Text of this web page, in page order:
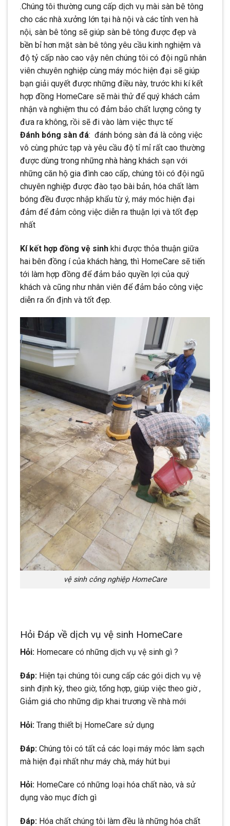
.Chúng tôi thường cung cấp dịch vụ mài sàn bê tông
cho các nhà xưởng lớn tại hà nội và các tỉnh ven hà
nội, sàn bê tông sẽ giúp sàn bê tông được đẹp và
bền bỉ hơn mặt sàn bê tông yêu cầu kinh nghiệm và
độ tỷ cấp nào cao vậy nên chúng tôi có đội ngũ nhân
viên chuyên nghiệp cùng máy móc hiện đại sẽ giúp
bạn giải quyết được những điều này, trước khi kí kết
hợp đồng HomeCare sẽ mài thử để quý khách cảm
nhận và nghiệm thu có đảm bảo chất lượng công ty
đưa ra không, rồi sẽ đi vào làm việc thực tế
Đánh bóng sàn đá: đánh bóng sàn đá là công việc
vô cùng phức tạp và yêu cầu độ tỉ mỉ rất cao thường
được dùng trong những nhà hàng khách sạn với
những căn hộ gia đình cao cấp, chúng tôi có đội ngũ
chuyên nghiệp được đào tạo bài bản, hóa chất làm
bóng đều được nhập khẩu từ ý, máy móc hiện đại
đảm để đảm công việc diễn ra thuận lợi và tốt đẹp
nhất
Kí kết hợp đồng vệ sinh khi được thỏa thuận giữa
hai bên đồng í của khách hàng, thì HomeCare sẽ tiến
tới làm hợp đồng để đảm bảo quyền lợi của quý
khách và cũng như nhân viên để đảm bảo công việc
diễn ra ổn định và tốt đẹp.
vệ sinh công nghiệp HomeCare
Hỏi Đáp về dịch vụ vệ sinh HomeCare
Hỏi: Homecare có những dịch vụ vệ sinh gì ?
Đáp: Hiện tại chúng tôi cung cấp các gói dịch vụ vệ
sinh định kỳ, theo giờ, tổng hợp, giúp việc theo giờ ,
Giảm giá cho những dịp khai trương về nhà mới
Hỏi: Trang thiết bị HomeCare sử dụng
Đáp: Chúng tôi có tất cả các loại máy móc làm sạch
mà hiện đại nhất như máy chà, máy hút bụi
Hỏi: HomeCare có những loại hóa chất nào, và sử
dụng vào mục đích gì
Đáp: Hóa chất chúng tôi làm đều là những hóa chất